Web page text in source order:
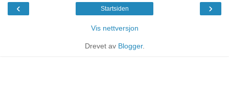
‹ ›
Startsiden
Vis nettversjon
Drevet av Blogger.